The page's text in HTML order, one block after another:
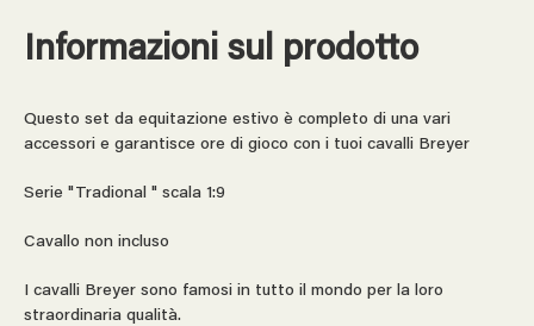
Informazioni sul prodotto
Questo set da equitazione estivo è completo di una vari
accessori e garantisce ore di gioco con i tuoi cavalli Breyer
Serie "Tradional " scala 1:9
Cavallo non incluso
I cavalli Breyer sono famosi in tutto il mondo per la loro
straordinaria qualità.